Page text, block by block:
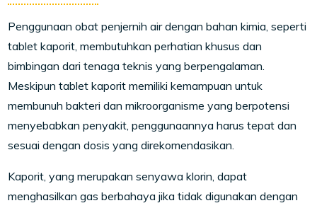
Penggunaan obat penjernih air dengan bahan kimia, seperti
tablet kaporit, membutuhkan perhatian khusus dan
bimbingan dari tenaga teknis yang berpengalaman.
Meskipun tablet kaporit memiliki kemampuan untuk
membunuh bakteri dan mikroorganisme yang berpotensi
menyebabkan penyakit, penggunaannya harus tepat dan
sesuai dengan dosis yang direkomendasikan.
Kaporit, yang merupakan senyawa klorin, dapat
menghasilkan gas berbahaya jika tidak digunakan dengan